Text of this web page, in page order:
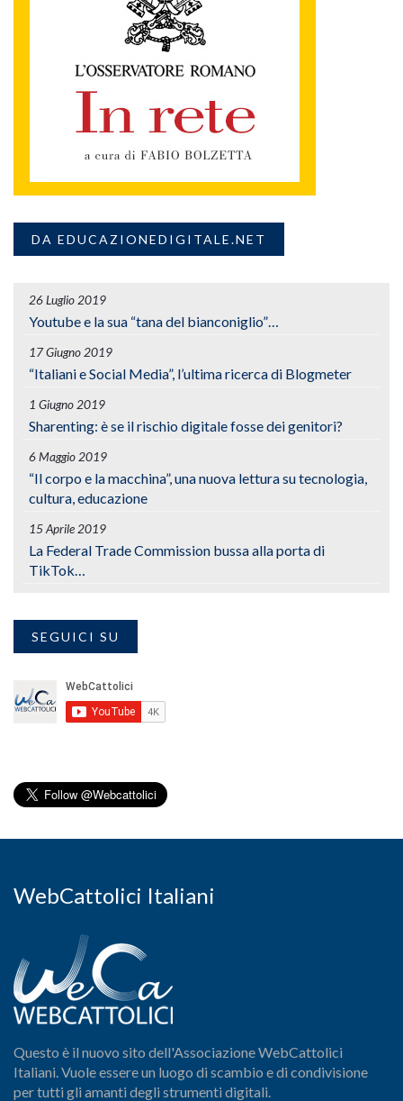
DA EDUCAZIONEDIGITALE.NET
26 Luglio 2019
Youtube e la sua “tana del bianconiglio”…
17 Giugno 2019
“Italiani e Social Media”, l’ultima ricerca di Blogmeter
1 Giugno 2019
Sharenting: è se il rischio digitale fosse dei genitori?
6 Maggio 2019
“Il corpo e la macchina”, una nuova lettura su tecnologia,
cultura, educazione
15 Aprile 2019
La Federal Trade Commission bussa alla porta di
TikTok…
SEGUICI SU
WebCattolici Italiani
Questo è il nuovo sito dell'Associazione WebCattolici
Italiani. Vuole essere un luogo di scambio e di condivisione
per tutti gli amanti degli strumenti digitali.